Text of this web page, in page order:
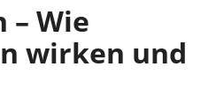
– Wie
wirken und